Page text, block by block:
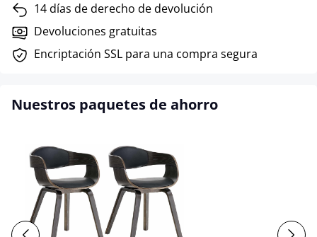
14 días de derecho de devolución
Devoluciones gratuitas
Encriptación SSL para una compra segura
Nuestros paquetes de ahorro